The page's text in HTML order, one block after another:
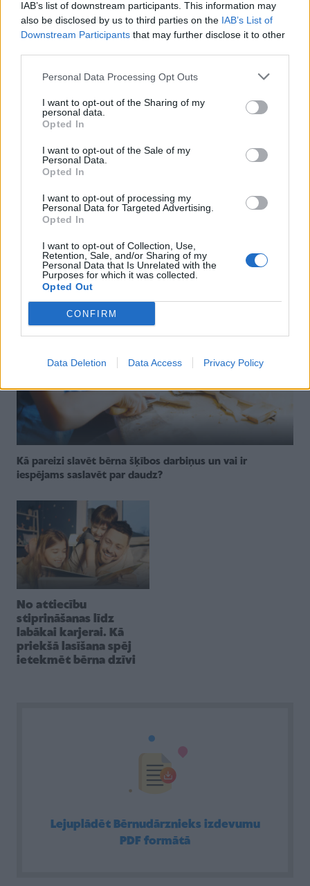
IAB’s list of downstream participants. This information may
also be disclosed by us to third parties on the IAB’s List of
Downstream Participants that may further disclose it to other
Personal Data Processing Opt Outs
I want to opt-out of the Sharing of my
personal data.
Opted In
I want to opt-out of the Sale of my
Personal Data.
Opted In
I want to opt-out of processing my
Personal Data for Targeted Advertising.
Opted In
I want to opt-out of Collection, Use,
Retention, Sale, and/or Sharing of my
Personal Data that Is Unrelated with the
Purposes for which it was collected.
Opted Out
CONFIRM
Data Deletion Data Access Privacy Policy
Daudzveidīgākas kustības = labāka valoda. Par
skriešanas, lēkšanas, peldēšanās un citu lielo kustību
nozīme valodas attīstībā
Kā pareizi slavēt bērna šķībos darbiņus un vai ir
iespējams saslavēt par daudz?
No attiecību
stiprināšanas līdz
labākai karjerai. Kā
priekšā lasīšana spēj
ietekmēt bērna dzīvi
Lejuplādēt Bērnudārznieks izdevumu
PDF formātā